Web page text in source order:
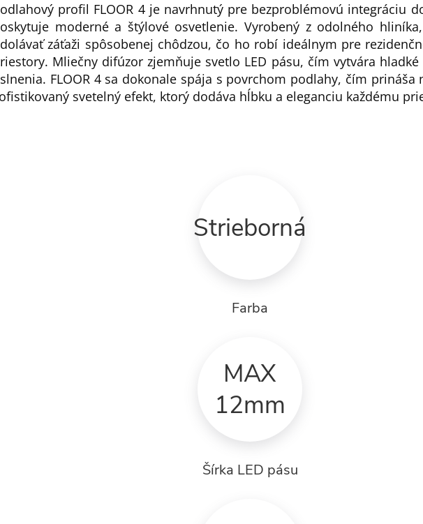
profil FLOOR 4 je navrhnutý pre bezproblémovú integráciu
moderné a štýlové osvetlenie. Vyrobený z odolného
záťaži spôsobenej chôdzou, čo ho robí ideálnym pre
Mliečny difúzor zjemňuje svetlo LED pásu, čím vytvára hladké
FLOOR 4 sa dokonale spája s povrchom podlahy, čím prináša
svetelný efekt, ktorý dodáva hĺbku a eleganciu každému
Strieborná
Farba
MAX
12mm
Šírka LED pásu